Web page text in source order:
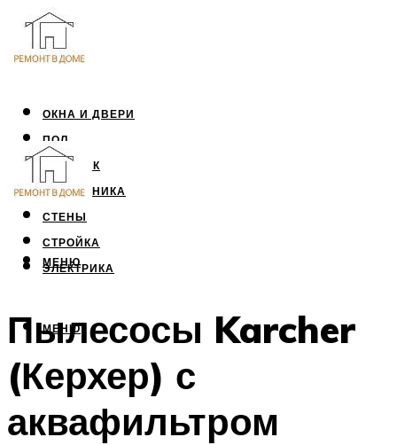
ОКНА И ДВЕРИ
ПОЛ
ПОТОЛОК
САНТЕХНИКА
СТЕНЫ
СТРОЙКА
ЭЛЕКТРИКА
МЕНЮ
МЕНЮ
Пылесосы Karcher
(Керхер) с
аквафильтром